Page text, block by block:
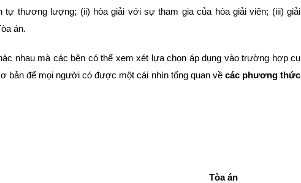
tự thương lượng; (ii) hòa giải với sự tham gia của hòa giải viên; (iii) giải
án.
nhau mà các bên có thể xem xét lựa chọn áp dụng vào trường hợp cụ
bản để mọi người có được một cái nhìn tổng quan về các phương thức
Tòa án